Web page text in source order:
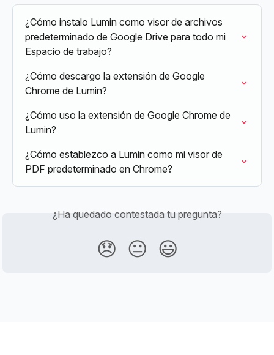
¿Cómo instalo Lumin como visor de archivos
predeterminado de Google Drive para todo mi
Espacio de trabajo?
¿Cómo descargo la extensión de Google
Chrome de Lumin?
¿Cómo uso la extensión de Google Chrome de
Lumin?
¿Cómo establezco a Lumin como mi visor de
PDF predeterminado en Chrome?
¿Ha quedado contestada tu pregunta?
😞 😐 😃